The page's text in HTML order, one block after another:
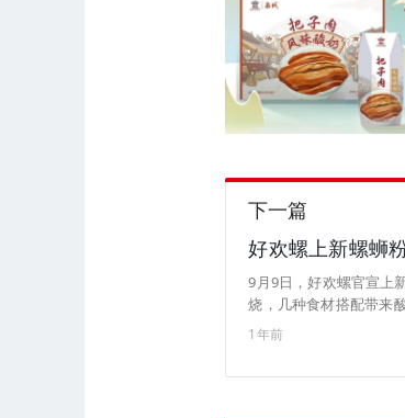
下一篇
好欢螺上新螺蛳
9月9日，好欢螺官宣上
烧，几种食材搭配带来
烧月饼。（来源：好欢螺
1年前